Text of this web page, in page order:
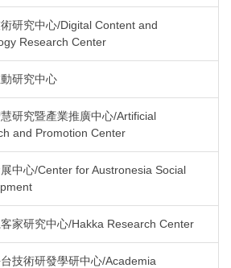
研究中心/Digital Content and
Research Center
研究中心
研究暨產業推廣中心/Artificial
and Promotion Center
中心/Center for Austronesia Social
家研究中心/Hakka Research Center
技術研發學研中心/Academia